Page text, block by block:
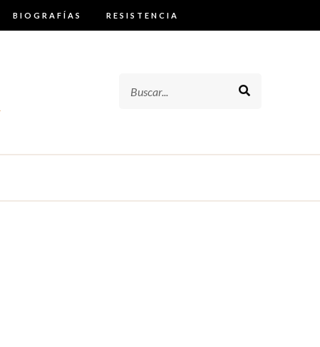
BIOGRAFÍAS RESISTENCIA